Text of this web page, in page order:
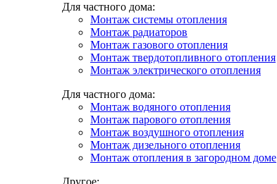
Для частного дома:
Монтаж системы отопления
Монтаж радиаторов
Монтаж газового отопления
Монтаж твердотопливного отопления
Монтаж электрического отопления
Для частного дома:
Монтаж водяного отопления
Монтаж парового отопления
Монтаж воздушного отопления
Монтаж дизельного отопления
Монтаж отопления в загородном доме